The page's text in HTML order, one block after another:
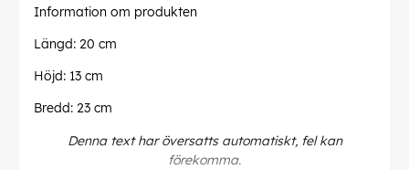
Information om produkten
Längd: 20 cm
Höjd: 13 cm
Bredd: 23 cm
Denna text har översatts automatiskt, fel kan
förekomma.